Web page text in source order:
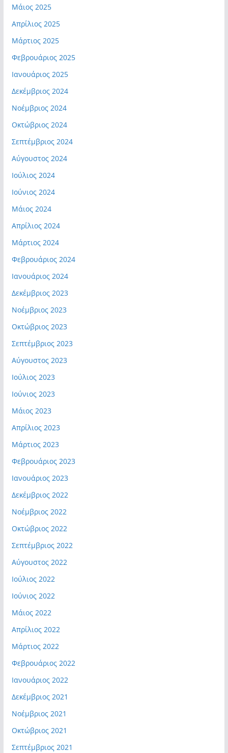
Μάιος 2025
Απρίλιος 2025
Μάρτιος 2025
Φεβρουάριος 2025
Ιανουάριος 2025
Δεκέμβριος 2024
Νοέμβριος 2024
Οκτώβριος 2024
Σεπτέμβριος 2024
Αύγουστος 2024
Ιούλιος 2024
Ιούνιος 2024
Μάιος 2024
Απρίλιος 2024
Μάρτιος 2024
Φεβρουάριος 2024
Ιανουάριος 2024
Δεκέμβριος 2023
Νοέμβριος 2023
Οκτώβριος 2023
Σεπτέμβριος 2023
Αύγουστος 2023
Ιούλιος 2023
Ιούνιος 2023
Μάιος 2023
Απρίλιος 2023
Μάρτιος 2023
Φεβρουάριος 2023
Ιανουάριος 2023
Δεκέμβριος 2022
Νοέμβριος 2022
Οκτώβριος 2022
Σεπτέμβριος 2022
Αύγουστος 2022
Ιούλιος 2022
Ιούνιος 2022
Μάιος 2022
Απρίλιος 2022
Μάρτιος 2022
Φεβρουάριος 2022
Ιανουάριος 2022
Δεκέμβριος 2021
Νοέμβριος 2021
Οκτώβριος 2021
Σεπτέμβριος 2021